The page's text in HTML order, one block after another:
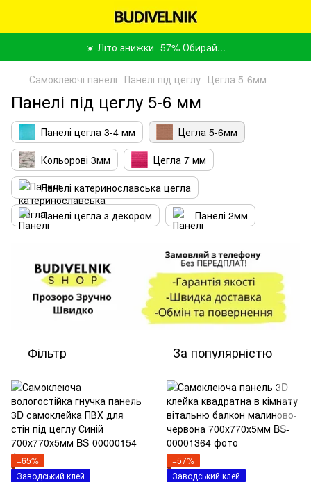
☀️ Літо знижки -57% Обирай...
Самоклеючі панелі Панелі під цеглу Цегла 5-6мм
Панелі під цеглу 5-6 мм
Панелі цегла 3-4 мм
Цегла 5-6мм
Кольорові 3мм
Цегла 7 мм
Панелі катеринославська цегла
Панелі цегла з декором
Панелі 2мм
Фільтр За популярністю
−65%
Заводський клей
−57%
Заводський клей